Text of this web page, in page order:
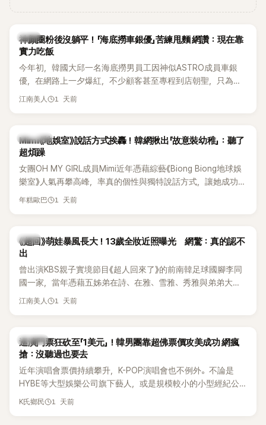
生活
神顏圈粉後沒躺平！「海底撈車銀優」苦練甩麵 網讚：現在靠
實力吃飯
今年初，韓國大邱一名海底撈男員工因神似ASTRO成員車銀
優，在網路上一夕爆紅，不少顧客甚至專程到店朝聖，只為一
睹他的真面目。如今事隔數月，他的最新近況再度引發熱議，
江南美人 1 天前
熱議討論
Mimi《地娛室》說話方式挨轟！韓網揪出「故意裝幼稚」：聽了
超煩躁
女團OH MY GIRL成員Mimi近年憑藉綜藝《Biong Biong地球娛
樂室》人氣再攀高峰，率真的個性與獨特說話方式，讓她成功塑
造鮮明形象。不過近日，韓國知名論壇卻出現一篇以「我真的超
年糕歐巴 1 天前
韓星
《超回》萌娃暴風長大！13歲全妝近照曝光 網驚：真的認不
出
曾出演KBS親子實境節目《超人回來了》的前南韓足球國腳李同
國一家，當年憑藉五姊弟在詩、在雅、雪雅、秀雅與弟弟大發
（雪秀大）的可愛互動圈粉無數。隨著孩子們陸續長大，近況
嘆。
江南美人 1 天前
K-POP
巡演門票狂砍至「1美元」！韓男團靠超佛票價攻美成功 網瘋
搶：沒聽過也要去
近年演唱會票價持續攀升，K-POP演唱會也不例外。不論是
HYBE等大型娛樂公司旗下藝人，或是規模較小的小型經紀公
司，偶爾都會引發粉絲對票價過高的抱怨，甚至直呼「太不合
K氏鄉民 1 天前